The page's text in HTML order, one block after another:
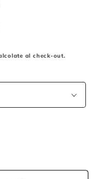
al check-out.